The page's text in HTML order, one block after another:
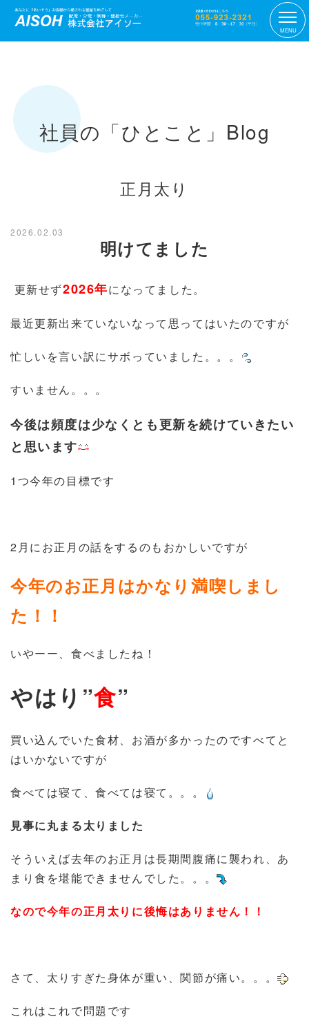
MENU
社員の「ひとこと」Blog
正月太り
2026.02.03
明けてました
更新せず2026年になってました。
最近更新出来ていないなって思ってはいたのですが
忙しいを言い訳にサボっていました。。。
すいません。。。
今後は頻度は少なくとも更新を続けていきたい
と思います
1つ今年の目標です
2月にお正月の話をするのもおかしいですが
今年のお正月はかなり満喫しまし
た！！
いやーー、食べましたね！
やはり”食”
買い込んでいた食材、お酒が多かったのですべてと
はいかないですが
食べては寝て、食べては寝て。。。
見事に丸まる太りました
そういえば去年のお正月は長期間腹痛に襲われ、あ
まり食を堪能できませんでした。。。
なので今年の正月太りに後悔はありません！！
さて、太りすぎた身体が重い、関節が痛い。。。
これはこれで問題です